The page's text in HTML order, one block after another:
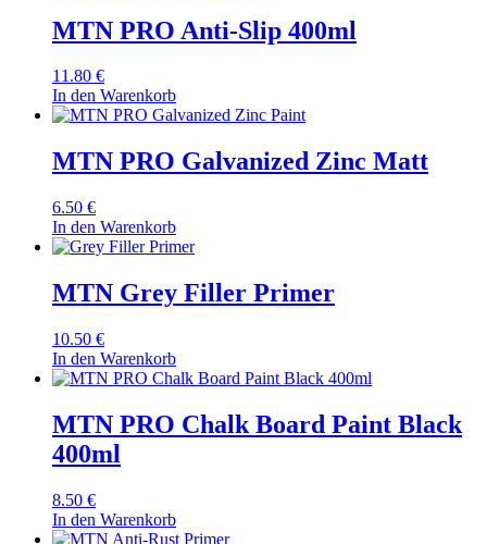
MTN PRO Anti-Slip 400ml
11.80 €
In den Warenkorb
MTN PRO Galvanized Zinc Matt
6.50 €
In den Warenkorb
MTN Grey Filler Primer
10.50 €
In den Warenkorb
MTN PRO Chalk Board Paint Black
400ml
8.50 €
In den Warenkorb